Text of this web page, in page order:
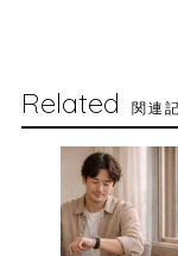
Related 関連